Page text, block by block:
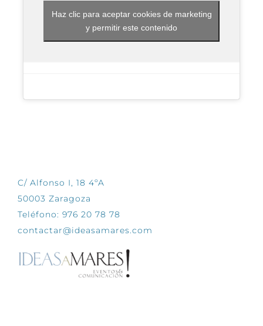
Haz clic para aceptar cookies de marketing
y permitir este contenido
C/ Alfonso I, 18 4ºA
50003 Zaragoza
Teléfono: 976 20 78 78
contactar@ideasamares.com